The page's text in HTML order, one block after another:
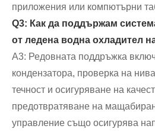
приложения или компютърни
Q3: Как да поддържам
от ледена водна охладител
A3: Редовната поддръжка
кондензатора, проверка на
течност и осигуряване на
предотвратяване на
управление също осигурява